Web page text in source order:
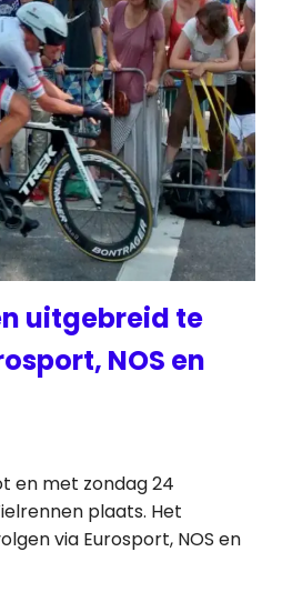
uitgebreid te
NOS en
en met zondag 24
plaats. Het
via Eurosport, NOS en